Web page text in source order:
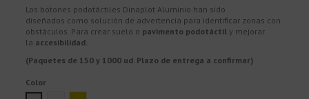
Los botones podotáctiles Dinaplot Aluminio han sido
diseñados como solución de advertencia para identificar zonas con
obstáculos. Para crear suelo o pavimento podotáctily mejorar
la accesibilidad.
(Paquetes de 150 y 1000 ud. Plazo de entrega a confirmar)
Color